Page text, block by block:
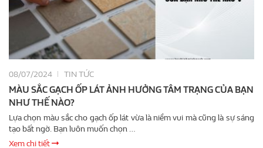
08/07/2024 TIN TỨC
MÀU SẮC GẠCH ỐP LÁT ẢNH HƯỞNG TÂM TRẠNG CỦA BẠN
NHƯ THẾ NÀO?
Lựa chọn màu sắc cho gạch ốp lát vừa là niềm vui mà cũng là sự sáng
tạo bất ngờ. Bạn luôn muốn chọn …
Xem chi tiết